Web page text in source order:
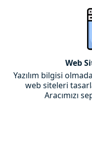
Web
Yazılım bilgisi
web siteleri
Aracımızı